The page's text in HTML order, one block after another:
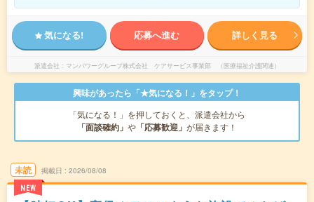
気になる! 応募へ進む 詳しく見る
派遣会社 マンパワーグループ株式会社 ケアサービス事業部 （医療福祉介護関連）
興味があったら「★気になる！」をタップ！
「気になる！」を押しておくと、派遣会社から
「面談確約」 や 「応募歓迎」 が届きます！
未読
NEW
掲載日 2026/08/08